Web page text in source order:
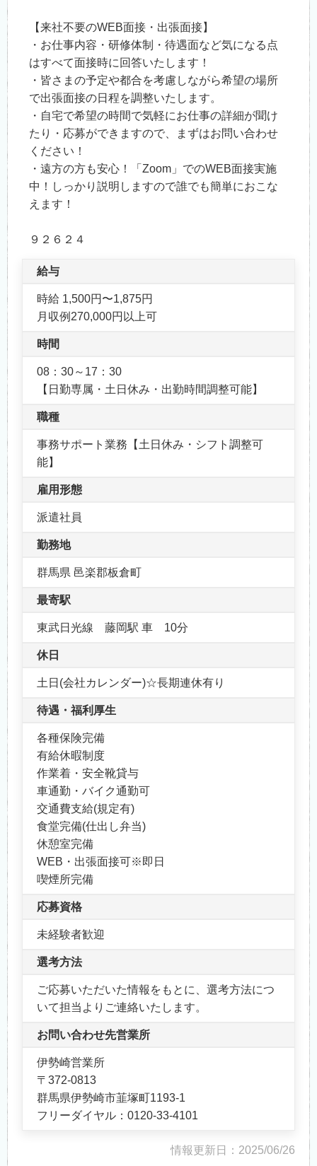
【来社不要のWEB面接・出張面接】
・お仕事内容・研修体制・待遇面など気になる点
はすべて面接時に回答いたします！
・皆さまの予定や都合を考慮しながら希望の場所
で出張面接の日程を調整いたします。
・自宅で希望の時間で気軽にお仕事の詳細が聞け
たり・応募ができますので、まずはお問い合わせ
ください！
・遠方の方も安心！「Zoom」でのWEB面接実施
中！しっかり説明しますので誰でも簡単におこな
えます！
９２６２４
給与
時給 1,500円〜1,875円
月収例270,000円以上可
時間
08：30～17：30
【日勤専属・土日休み・出勤時間調整可能】
職種
事務サポート業務【土日休み・シフト調整可
能】
雇用形態
派遣社員
勤務地
群馬県 邑楽郡板倉町
最寄駅
東武日光線 藤岡駅 車 10分
休日
土日(会社カレンダー)☆長期連休有り
待遇・福利厚生
各種保険完備
有給休暇制度
作業着・安全靴貸与
車通勤・バイク通勤可
交通費支給(規定有)
食堂完備(仕出し弁当)
休憩室完備
WEB・出張面接可※即日
喫煙所完備
応募資格
未経験者歓迎
選考方法
ご応募いただいた情報をもとに、選考方法につ
いて担当よりご連絡いたします。
お問い合わせ先営業所
伊勢崎営業所
〒372-0813
群馬県伊勢崎市韮塚町1193-1
フリーダイヤル：0120-33-4101
情報更新日：2025/06/26